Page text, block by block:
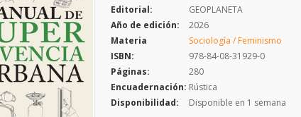
Editorial:
GEOPLANETA
Año de edición:
2026
Materia
Sociología / Feminismo
ISBN:
978-84-08-31929-0
Páginas:
280
Encuadernación: Rústica
Disponibilidad:
Disponible en 1 semana